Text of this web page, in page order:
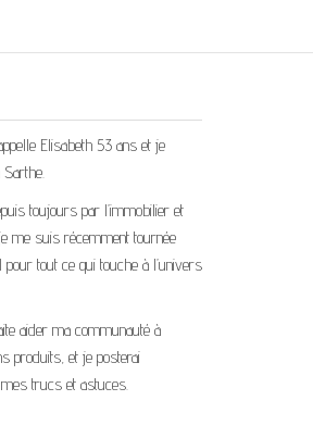
Elisabeth 53 ans et je
toujours par l’immobilier et
me suis récemment tournée
tout ce qui touche à l’univers
aider ma communauté à
produits, et je posterai
trucs et astuces.